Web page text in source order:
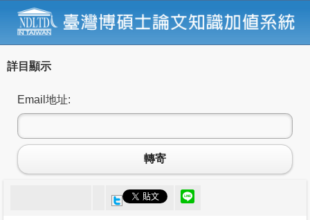
詳目顯示
Email地址:
轉寄